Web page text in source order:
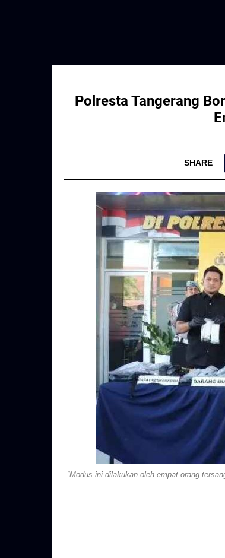
Polresta Tangerang
SHARE
“Modus ini dilakukan oleh empat orang